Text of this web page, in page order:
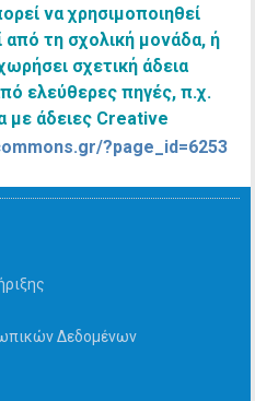
να χρησιμοποιηθεί
από τη σχολική μονάδα, ή
σχετική άδεια
ελεύθερες πηγές, π.χ.
με άδειες Creative
?page_id=6253
Δεδομένων